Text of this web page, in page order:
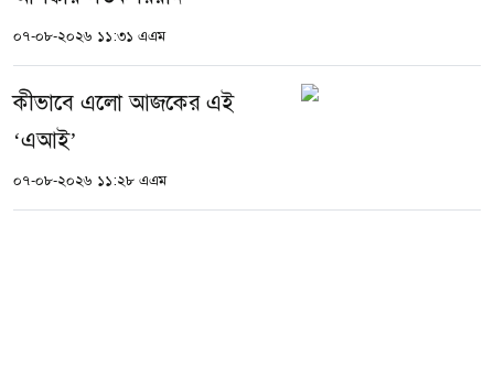
০৭-০৮-২০২৬ ১১:৩১ এএম
কীভাবে এলো আজকের এই
‘এআই’
০৭-০৮-২০২৬ ১১:২৮ এএম